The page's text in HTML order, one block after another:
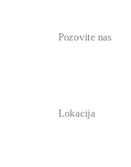
Pozovite nas
Lokacija